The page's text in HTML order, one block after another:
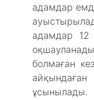
адамдар
адамдар 12
болмаған
ұсынылады.